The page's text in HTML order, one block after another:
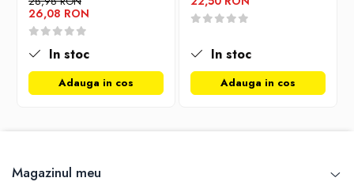
Memorii si jurnale
Moderna, contemporana
Poezie, teatru
Publicistica, eseu
Filologie, Filosofie
26,08 RON
In stoc
Adauga in cos
In stoc
Adauga in cos
Magazinul meu